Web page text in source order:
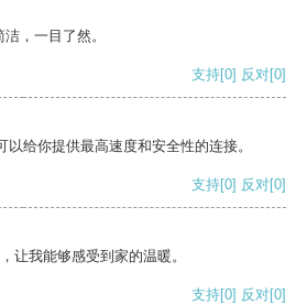
，一目了然。
支持[0] 反对[0]
给你提供最高速度和安全性的连接。
支持[0] 反对[0]
让我能够感受到家的温暖。
支持[0] 反对[0]